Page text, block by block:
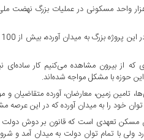
یادآور شد: امروز بیش از دو میلیون و 600 هزار واحد مسکونی
از بیرون مشاهده می‌کنیم کار ساده‌ای
حوزه با مشکل مواجه شده‌اند.
تامین زمین، معارضان، آورده
خود را به میدان آورده که در این عرصه
مسکن تعهدی است که قانون بر دوش
با تمام توان دولت به میدان آمد و